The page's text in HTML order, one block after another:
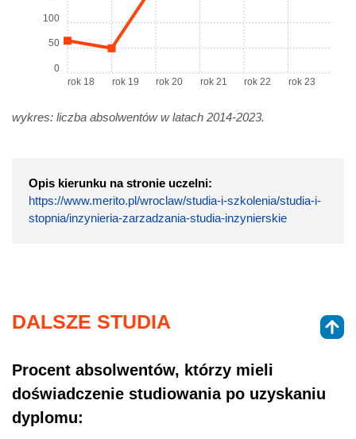
rok 18 rok 19 rok 20 rok 21 rok 22 rok 23
0
50
100
wykres: liczba absolwentów w latach 2014-2023.
Opis kierunku na stronie uczelni:
https://www.merito.pl/wroclaw/studia-i-szkolenia/studia-i-
stopnia/inzynieria-zarzadzania-studia-inzynierskie
DALSZE STUDIA
Procent absolwentów, którzy mieli
doświadczenie studiowania po uzyskaniu
dyplomu: